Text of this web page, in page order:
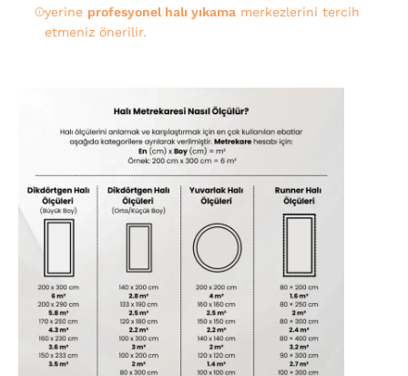
yerine profesyonel halı yıkamamerkezlerini tercih
etmeniz önerilir.